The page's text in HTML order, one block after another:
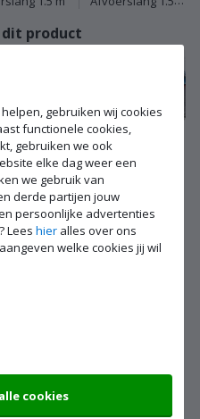
gebruiken wij cookies
functionele cookies,
gebruiken we ook
elke dag weer een
we gebruik van
derde partijen jouw
persoonlijke advertenties
Lees hieralles over ons
welke cookies jij wil
cookies
product
hoe je je
huren
je morgen al jouw eerste was.
kosten en daarna betaal je
per maand voor de
waar je aan toe bent.
de afgesproken dag bij je thuis.